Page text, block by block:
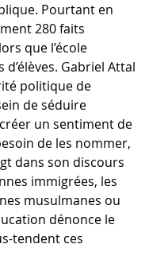
Pourtant en
280 faits
que l’école
Gabriel Attal
politique de
de séduire
un sentiment de
de les nommer,
dans son discours
immigrées, les
musulmanes ou
dénonce le
tendent ces